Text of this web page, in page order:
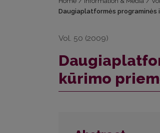
Daugiaplatformės programinės
Vol. 50 (2009)
kūrimo